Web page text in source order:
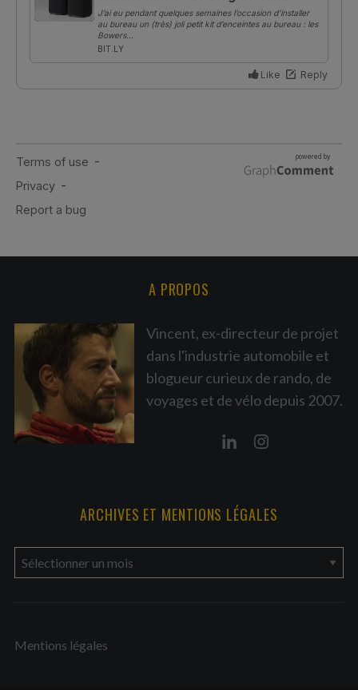
A PROPOS
Vincent, ex-directeur de projet
dans l'industrie automobile et
blogueur curieux de rando, de
voyages et de vélo depuis 2007.
ARCHIVES ET MENTIONS LÉGALES
r
c
iMentions légales